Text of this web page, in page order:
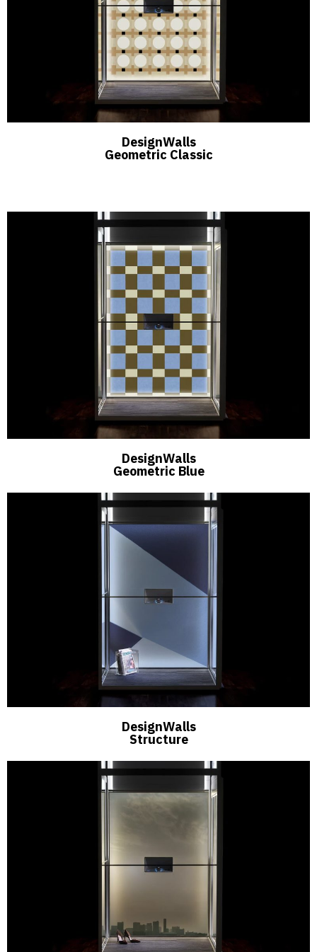
DesignWalls
Geometric Classic
DesignWalls
Geometric Blue
DesignWalls
Structure